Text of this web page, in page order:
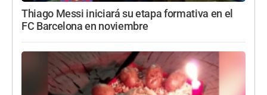
Thiago Messi iniciará su etapa formativa en el
FC Barcelona en noviembre